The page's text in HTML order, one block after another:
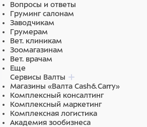
Вопросы и ответы
Груминг салонам
Заводчикам
Грумерам
Вет. клиникам
Зоомагазинам
Вет. врачам
Еще
Сервисы Валты
Магазины «Валта Cash&Carry»
Комплексный консалтинг
Комплексный маркетинг
Комплексная логистика
Академия зообизнеса